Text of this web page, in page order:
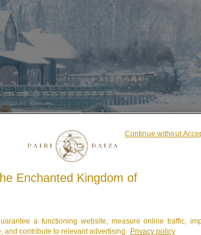
Enchanted Kingdom of
a functioning website, measure online traffic,
and contribute to relevant advertising. Privacy policy
Continue without